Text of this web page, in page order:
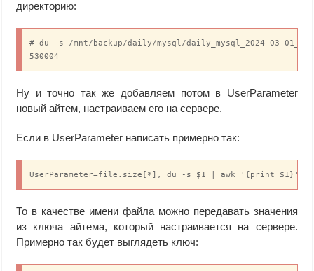
директорию:
# du -s /mnt/backup/daily/mysql/daily_mysql_2024-03-
530004
Ну и точно так же добавляем потом в UserParameter
новый айтем, настраиваем его на сервере.
Если в UserParameter написать примерно так:
UserParameter=file.size[*], du -s $1 | awk '{print $1}'
То в качестве имени файла можно передавать значения
из ключа айтема, который настраивается на сервере.
Примерно так будет выглядеть ключ: